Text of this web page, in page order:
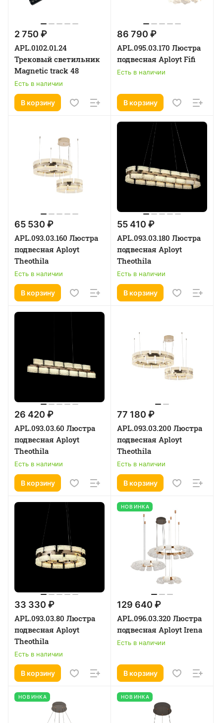
2 750 ₽
APL.0102.01.24
Трековый светильник
Magnetic track 48
Есть в наличии
В корзину
86 790 ₽
APL.095.03.170 Люстра
подвесная Aployt Fifi
Есть в наличии
В корзину
65 530 ₽
APL.093.03.160 Люстра
подвесная Aployt
Theothila
Есть в наличии
В корзину
55 410 ₽
APL.093.03.180 Люстра
подвесная Aployt
Theothila
Есть в наличии
В корзину
26 420 ₽
APL.093.03.60 Люстра
подвесная Aployt
Theothila
Есть в наличии
В корзину
77 180 ₽
APL.093.03.200 Люстра
подвесная Aployt
Theothila
Есть в наличии
В корзину
33 330 ₽
APL.093.03.80 Люстра
подвесная Aployt
Theothila
Есть в наличии
В корзину
НОВИНКА
129 640 ₽
APL.096.03.320 Люстра
подвесная Aployt Irena
Есть в наличии
В корзину
НОВИНКА НОВИНКА